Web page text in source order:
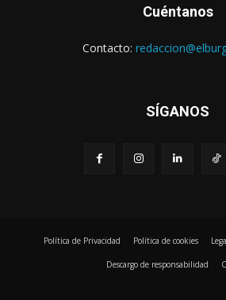
Cuéntanos
Contacto:
SÍGANOS
Política de Privacidad Política de cookies
Descargo de responsabilidad